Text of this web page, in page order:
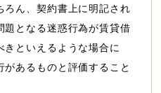
ろん、契約書上に明記され
題となる迷惑行為が賃貸借
きといえるような場合に
あるものと評価すること